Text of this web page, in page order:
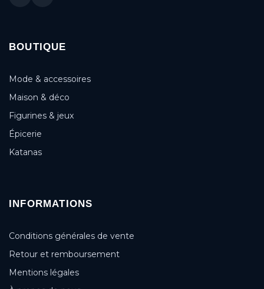
BOUTIQUE
Mode & accessoires
Maison & déco
Figurines & jeux
Épicerie
Katanas
INFORMATIONS
Conditions générales de vente
Retour et remboursement
Mentions légales